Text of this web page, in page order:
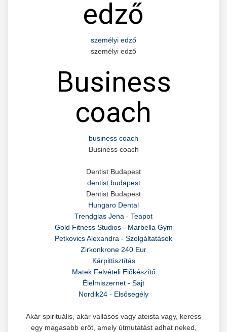
edző
személyi edző
személyi edző
Business
coach
business coach
Business coach
Dentist Budapest
dentist budapest
Dentist Budapest
Hungaro Dental
Trendglas Jena - Teapot
Gold Fitness Studios - Marbella Gym
Petkovics Alexandra - Szolgáltatások
Zirkonkrone 240 Eur
Kárpittisztítás
Matek Felvételi Előkészítő
Élelmiszernet - Sajt
Nordik24 - Elsősegély
Akár spirituális, akár vallásos vagy ateista vagy, keress
egy magasabb erőt, amely útmutatást adhat neked,